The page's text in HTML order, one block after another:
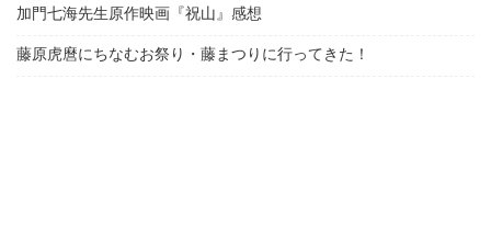
加門七海先生原作映画『祝山』感想
藤原虎麿にちなむお祭り・藤まつりに行ってきた！